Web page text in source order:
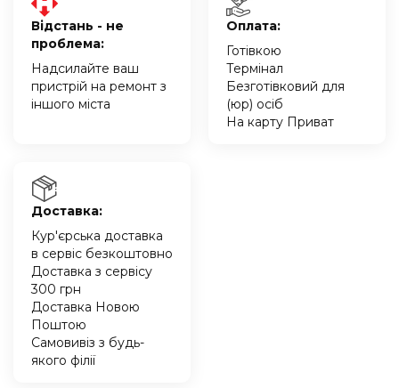
Відстань - не
проблема:
Надсилайте ваш
пристрій на ремонт з
іншого міста
Оплата:
Готівкою
Термінал
Безготівковий для
(юр) осіб
На карту Приват
Доставка:
Кур'єрська доставка
в сервіс безкоштовно
Доставка з сервісу
300 грн
Доставка Новою
Поштою
Самовивіз з будь-
якого філії